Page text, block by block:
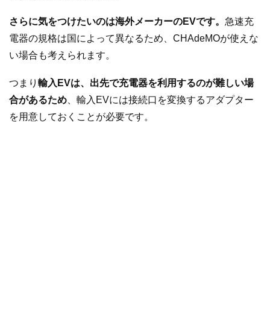
さらに気をつけたいのは海外メーカーのEVです。 急速充
電器の規格は国によって異なるため、CHAdeMOが使えな
い場合も考えられます。
つまり 輸入EVは、出先で充電器を利用するのが難しい場
合があるため 、輸入EVには接続口を変換するアダプター
を用意しておくことが必要です。